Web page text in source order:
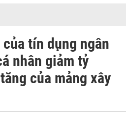
tín dụng ngân
nhân giảm tỷ
của mảng xây